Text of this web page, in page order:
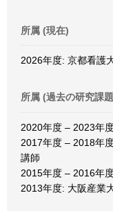
所属 (現在)
2026年度: 京都看護
所属 (過去の研究課
2020年度 – 2023年
2017年度 – 2018年
講師
2015年度 – 2016年
2013年度: 大阪産業